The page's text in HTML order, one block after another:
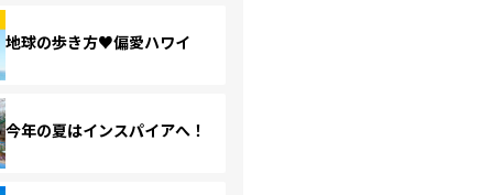
地球の歩き方♥偏愛ハワイ
今年の夏はインスパイアへ！